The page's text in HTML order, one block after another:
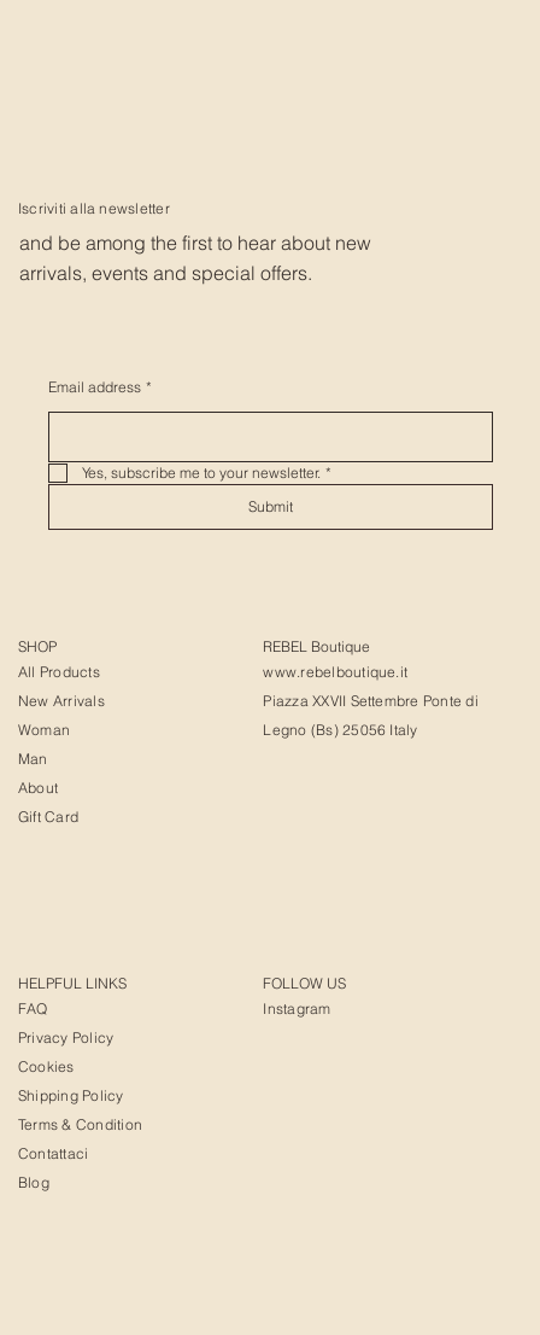
Iscriviti alla newsletter
and be among the first to hear about new
arrivals, events and special offers.
Email address *
Yes, subscribe me to your newsletter. *
Submit
SHOP
All Products
New Arrivals
Woman
Man
About
Gift Card
REBEL Boutique
www.rebelboutique.it
Piazza XXVII Settembre Ponte di
Legno (Bs) 25056 Italy
HELPFUL LINKS
FAQ
Privacy Policy
Cookies
Shipping Policy
Terms & Condition
Contattaci
Blog
FOLLOW US
Instagram